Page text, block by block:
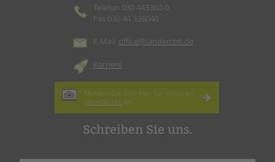
Telefon 030 443360-0
Fax 030 44 336040
E-Mail: office@tandembtl.de
Karriere
Melden Sie sich hier für unseren
Newsletter an.
Schreiben Sie uns.